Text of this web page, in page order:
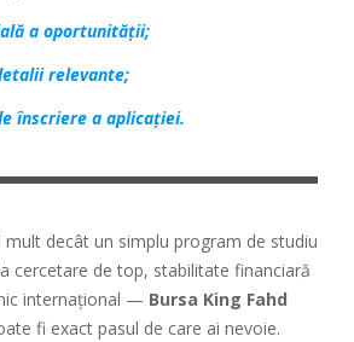
a oportunității;
relevante;
înscriere a aplicației.
decât un simplu program de studiu
cercetare de top, stabilitate financiară
internațional — Bursa King Fahd
fi exact pasul de care ai nevoie.